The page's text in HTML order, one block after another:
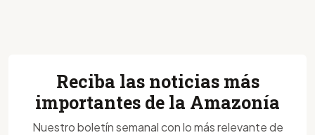
Reciba las noticias más
importantes de la Amazonía
Nuestro boletín semanal con lo más relevante de